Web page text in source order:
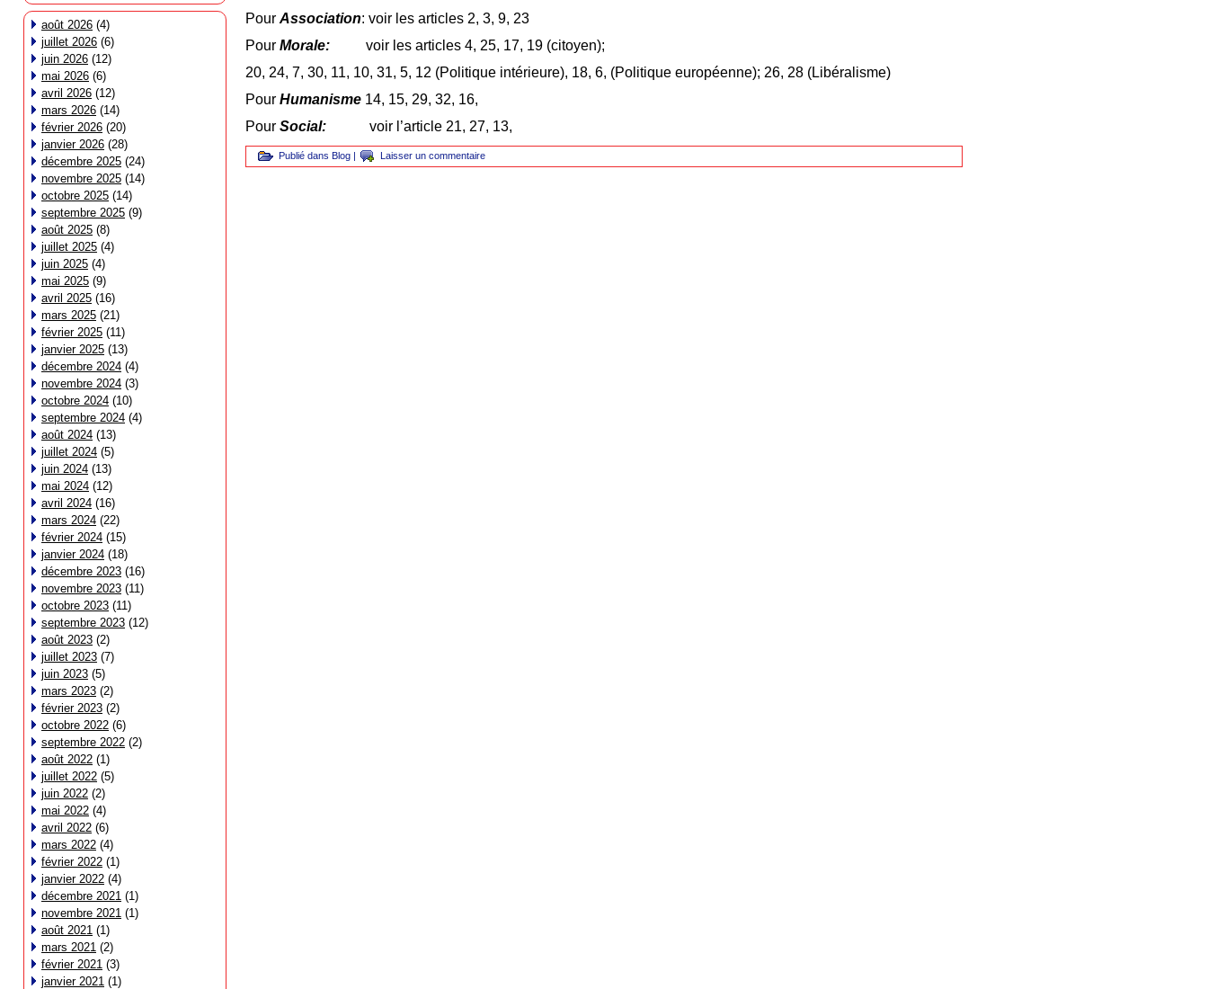
août 2026 (4)
juillet 2026 (6)
juin 2026 (12)
mai 2026 (6)
avril 2026 (12)
mars 2026 (14)
février 2026 (20)
janvier 2026 (28)
décembre 2025 (24)
novembre 2025 (14)
octobre 2025 (14)
septembre 2025 (9)
août 2025 (8)
juillet 2025 (4)
juin 2025 (4)
mai 2025 (9)
avril 2025 (16)
mars 2025 (21)
février 2025 (11)
janvier 2025 (13)
décembre 2024 (4)
novembre 2024 (3)
octobre 2024 (10)
septembre 2024 (4)
août 2024 (13)
juillet 2024 (5)
juin 2024 (13)
mai 2024 (12)
avril 2024 (16)
mars 2024 (22)
février 2024 (15)
janvier 2024 (18)
décembre 2023 (16)
novembre 2023 (11)
octobre 2023 (11)
septembre 2023 (12)
août 2023 (2)
juillet 2023 (7)
juin 2023 (5)
mars 2023 (2)
février 2023 (2)
octobre 2022 (6)
septembre 2022 (2)
août 2022 (1)
juillet 2022 (5)
juin 2022 (2)
mai 2022 (4)
avril 2022 (6)
mars 2022 (4)
février 2022 (1)
janvier 2022 (4)
décembre 2021 (1)
novembre 2021 (1)
août 2021 (1)
mars 2021 (2)
février 2021 (3)
janvier 2021 (1)
Pour Association: voir les articles 2, 3, 9, 23
Pour Morale: voir les articles 4, 25, 17, 19 (citoyen);
20, 24, 7, 30, 11, 10, 31, 5, 12 (Politique intérieure), 18, 6, (Politique européenne); 26, 28 (Libéralisme)
Pour Humanisme 14, 15, 29, 32, 16,
Pour Social: voir l’article 21, 27, 13,
Publié dans Blog | Laisser un commentaire